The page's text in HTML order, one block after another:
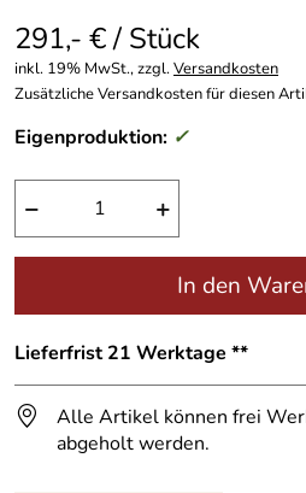
291,- € / Stück
inkl. 19% MwSt., zzgl.Versandkosten
Zusätzliche Versandkosten für diesen
Eigenproduktion: ✓
− +
In den
Lieferfrist 21 Werktage **
Alle Artikel können frei
abgeholt werden.